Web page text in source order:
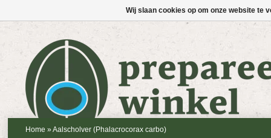
Home » Aalscholver (Phalacrocorax carbo)
Wij slaan cookies op om onze website te